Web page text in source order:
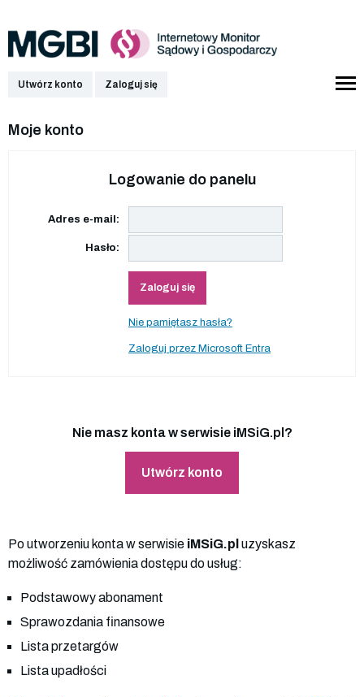
Utwórz konto Zaloguj się
Moje konto
Logowanie do panelu
Adres e-mail:
Hasło:
Zaloguj się
Nie pamiętasz hasła?
Zaloguj przez Microsoft Entra
Nie masz konta w serwisie iMSiG.pl?
Utwórz konto
Po utworzeniu konta w serwisie iMSiG.pl uzyskasz
możliwość zamówienia dostępu do usług:
Podstawowy abonament
Sprawozdania finansowe
Lista przetargów
Lista upadłości